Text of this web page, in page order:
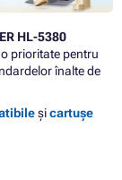
HL-5380
prioritate pentru
înalte de
șicartușe